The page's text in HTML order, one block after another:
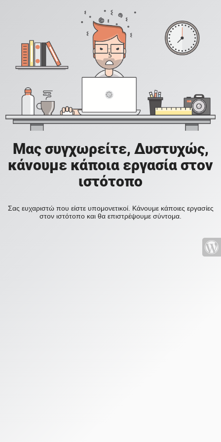
Μας συγχωρείτε, Δυστυχώς,
κάνουμε κάποια εργασία στον
ιστότοπο
Σας ευχαριστώ που είστε υπομονετικοί. Κάνουμε κάποιες εργασίες
στον ιστότοπο και θα επιστρέψουμε σύντομα.